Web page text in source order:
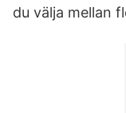
du välja mellan